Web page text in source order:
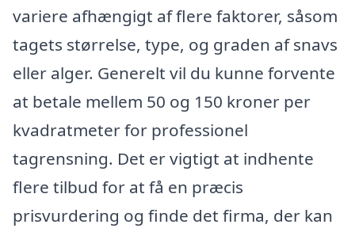
variere afhængigt af flere faktorer, såsom
tagets størrelse, type, og graden af snavs
eller alger. Generelt vil du kunne forvente
at betale mellem 50 og 150 kroner per
kvadratmeter for professionel
tagrensning. Det er vigtigt at indhente
flere tilbud for at få en præcis
prisvurdering og finde det firma, der kan